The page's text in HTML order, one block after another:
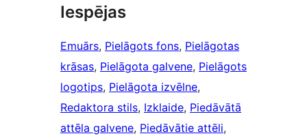
Iespējas
Emuārs, Pielāgots fons, Pielāgotas
krāsas, Pielāgota galvene, Pielāgots
logotips, Pielāgota izvēlne
Redaktora stils, Izklaide, Piedāvātā
attēla galvene, Piedāvātie attēli